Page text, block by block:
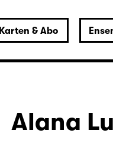
Karten & Abo
Alana